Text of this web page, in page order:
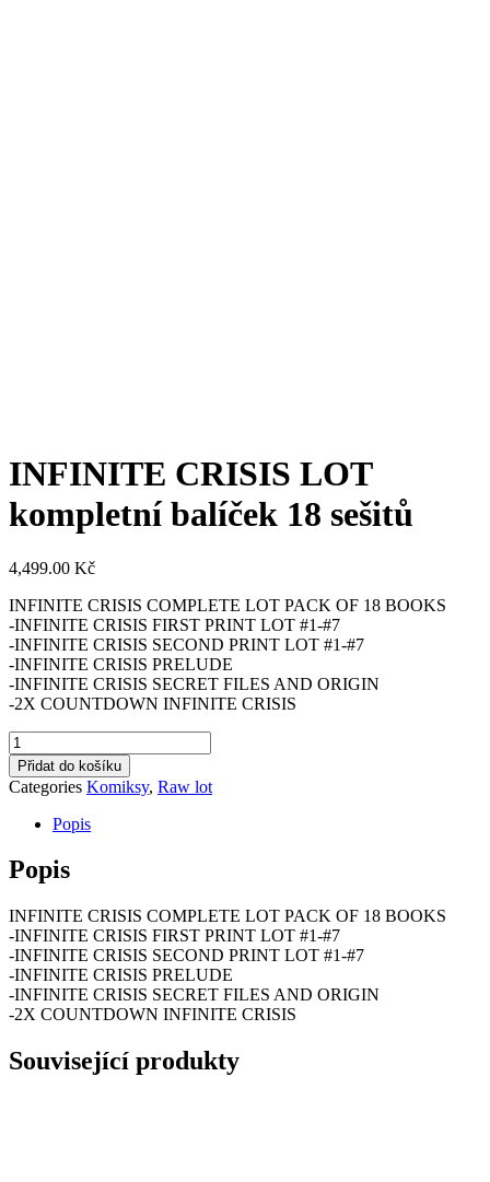
INFINITE CRISIS LOT
kompletní balíček 18 sešitů
4,499.00 Kč
INFINITE CRISIS COMPLETE LOT PACK OF 18 BOOKS
-INFINITE CRISIS FIRST PRINT LOT #1-#7
-INFINITE CRISIS SECOND PRINT LOT #1-#7
-INFINITE CRISIS PRELUDE
-INFINITE CRISIS SECRET FILES AND ORIGIN
-2X COUNTDOWN INFINITE CRISIS
INFINITE
CRISIS
LOT
kompletní
balíček
sešitů
množství
Přidat do košíku
Categories Komiksy, Raw lot
Popis
Popis
INFINITE CRISIS COMPLETE LOT PACK OF 18 BOOKS
-INFINITE CRISIS FIRST PRINT LOT #1-#7
-INFINITE CRISIS SECOND PRINT LOT #1-#7
-INFINITE CRISIS PRELUDE
-INFINITE CRISIS SECRET FILES AND ORIGIN
-2X COUNTDOWN INFINITE CRISIS
Související produkty